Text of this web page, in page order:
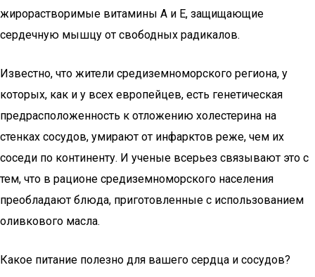
жирорастворимые витамины А и Е, защищающие
сердечную мышцу от свободных радикалов.
Известно, что жители средиземноморского региона, у
которых, как и у всех европейцев, есть генетическая
предрасположенность к отложению холестерина на
стенках сосудов, умирают от инфарктов реже, чем их
соседи по континенту. И ученые всерьез связывают это с
тем, что в рационе средиземноморского населения
преобладают блюда, приготовленные с использованием
оливкового масла.
Какое питание полезно для вашего сердца и сосудов?